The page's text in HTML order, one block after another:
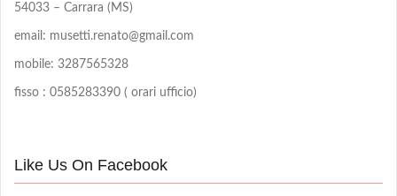
54033 – Carrara (MS)
email: musetti.renato@gmail.com
mobile: 3287565328
fisso : 0585283390 ( orari ufficio)
Like Us On Facebook